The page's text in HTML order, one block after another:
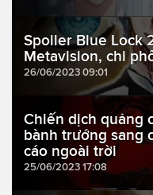
Spoiler Blue Lock
Metavision, chi
26/06/2023 09:01
Chiến dịch quảng
bành trướng sang
cáo ngoài trời
25/06/2023 17:08